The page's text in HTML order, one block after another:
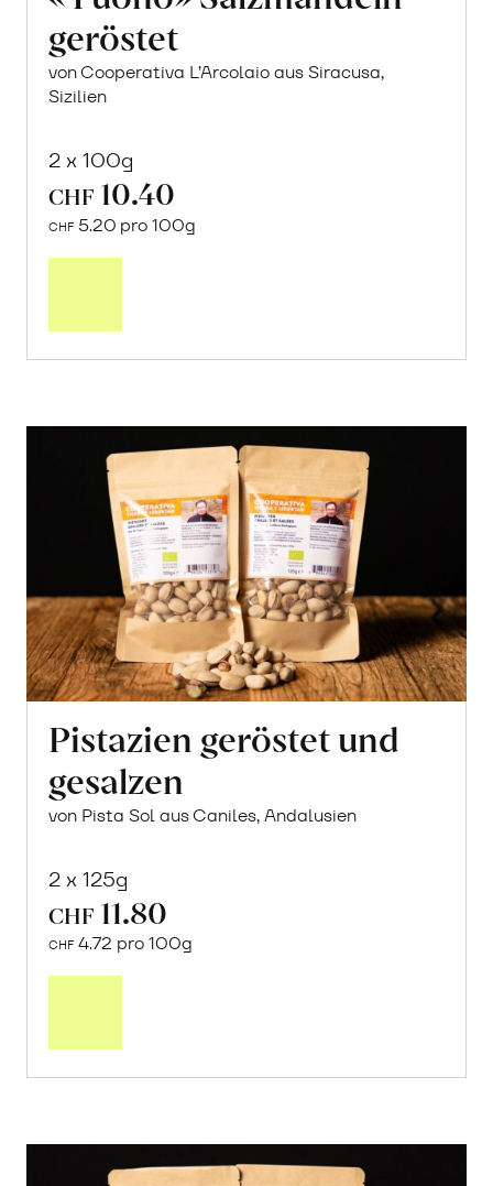
geröstet
von Cooperativa L’Arcolaio aus Siracusa,
Sizilien
2 x 100g
CHF 10.40
CHF 5.20 pro 100g
Pistazien geröstet und
gesalzen
von Pista Sol aus Caniles, Andalusien
2 x 125g
CHF 11.80
CHF 4.72 pro 100g